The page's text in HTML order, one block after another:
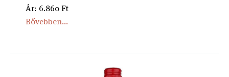
Ár: 6.860 Ft
Bővebben...